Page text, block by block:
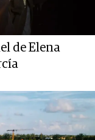
de Elena